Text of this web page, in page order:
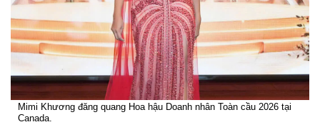
Mimi Khương đăng quang Hoa hậu Doanh nhân Toàn cầu 2026 tại
Canada.